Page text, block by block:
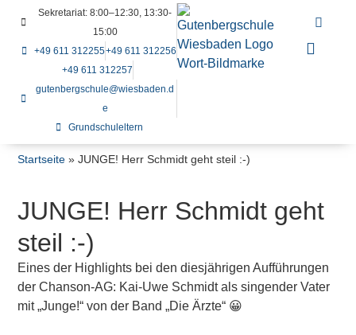
Sekretariat: 8:00–12:30, 13:30-
15:00
+49 611 312255+49 611 312256
+49 611 312257
gutenbergschule@wiesbaden.d
e
Grundschuleltern
Startseite »JUNGE! Herr Schmidt geht steil :-)
JUNGE! Herr Schmidt geht
steil :-)
Eines der Highlights bei den diesjährigen Aufführungen
der Chanson-AG: Kai-Uwe Schmidt als singender Vater
mit „Junge!“ von der Band „Die Ärzte“ 😀